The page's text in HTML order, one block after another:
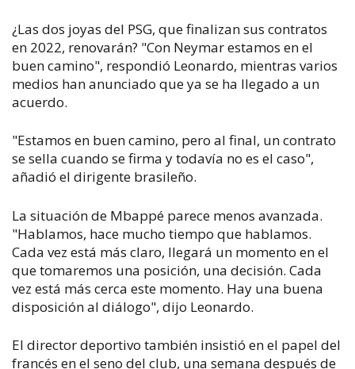
¿Las dos joyas del PSG, que finalizan sus contratos
en 2022, renovarán? "Con Neymar estamos en el
buen camino", respondió Leonardo, mientras varios
medios han anunciado que ya se ha llegado a un
acuerdo.
"Estamos en buen camino, pero al final, un contrato
se sella cuando se firma y todavía no es el caso",
añadió el dirigente brasileño.
La situación de Mbappé parece menos avanzada.
"Hablamos, hace mucho tiempo que hablamos.
Cada vez está más claro, llegará un momento en el
que tomaremos una posición, una decisión. Cada
vez está más cerca este momento. Hay una buena
disposición al diálogo", dijo Leonardo.
El director deportivo también insistió en el papel del
francés en el seno del club, una semana después de